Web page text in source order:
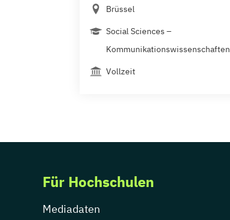
Brüssel
Social Sciences –
Kommunikationswissenschaften
Vollzeit
Für Hochschulen
Mediadaten